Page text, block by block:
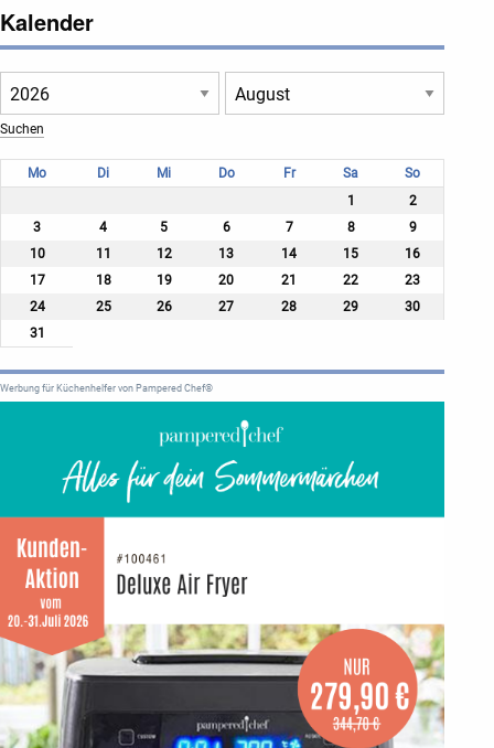
Kalender
Mo Di Mi Do Fr Sa
So
1
2
3
4 5 6 7 8
9
10
11 12 13 14 15
16
17
18 19 20 21 22
23
24
25 26 27 28 29
30
31
Werbung für Küchenhelfer von Pampered Chef®